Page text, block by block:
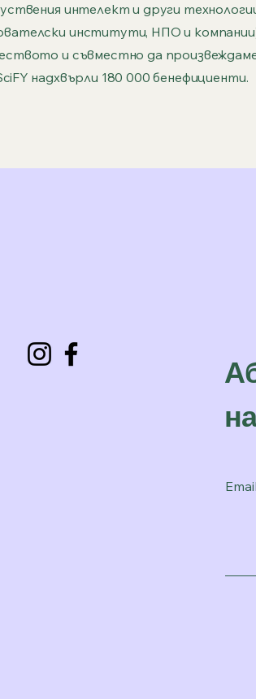
интелект и други
институти, НПО и
и съвместно да
надхвърли 180 000 бенефициенти.
Email